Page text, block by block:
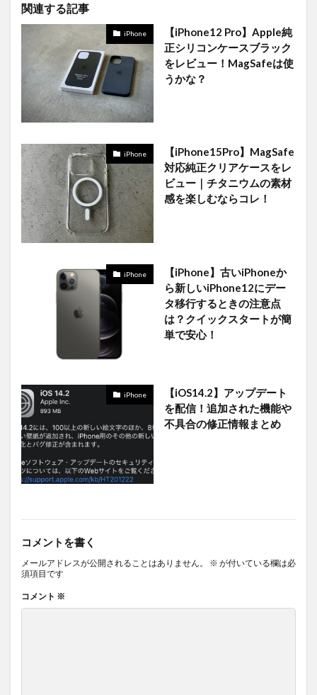
関連する記事
iPhone
【iPhone12 Pro】Apple純
正シリコンケースブラック
をレビュー！MagSafeは使
うかな？
iPhone
【iPhone15Pro】MagSafe
対応純正クリアケースをレ
ビュー｜チタニウムの素材
感を楽しむならコレ！
iPhone
【iPhone】古いiPhoneか
ら新しいiPhone12にデー
タ移行するときの注意点
は？クイックスタートが簡
単で安心！
iPhone
【iOS14.2】アップデート
を配信！追加された機能や
不具合の修正情報まとめ
コメントを書く
メールアドレスが公開されることはありません。 ※ が付いている欄は必
須項目です
コメント ※